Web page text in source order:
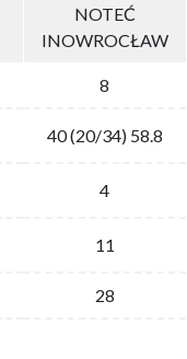
NOTEĆ
INOWROCŁAW
8
40 (20/34) 58.8
4
11
28